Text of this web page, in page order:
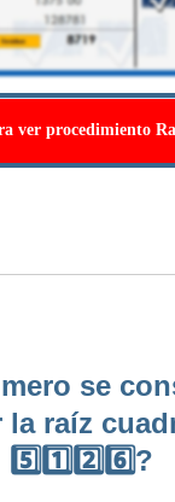
ver procedimiento
se
la raíz
5️⃣1️⃣2️⃣6️⃣?